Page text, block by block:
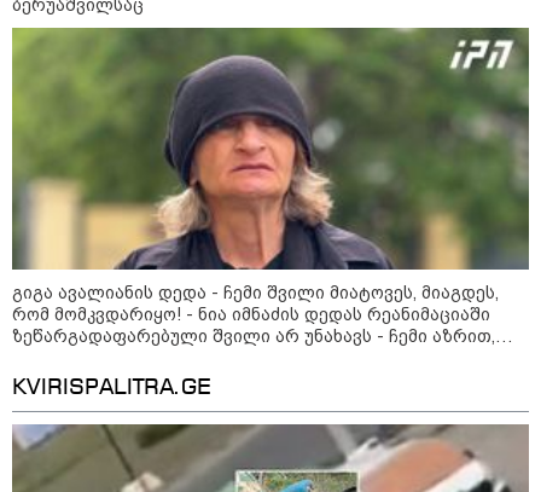
პოლარიზაციის მეტასტაზები: რა
ემართება ადამიანის ფსიქიკას,
როდესაც მედიიდან და
სოცქსელებიდან მუდმივად
ლანძღვა-გინება ესმის?! -
ფსიქოლოგ ზურა მხეიძის ანალიზი
სამართალი
ბერუაშვილსაც
გიგა ავალიანის დედა - ჩემი შვილი მიატოვეს, მიაგდეს,
რომ მომკვდარიყო! - ნია იმნაძის დედას რეანიმაციაში
ზეწარგადაფარებული შვილი არ უნახავს - ჩემი აზრით,
KVIRISPALITRA.GE